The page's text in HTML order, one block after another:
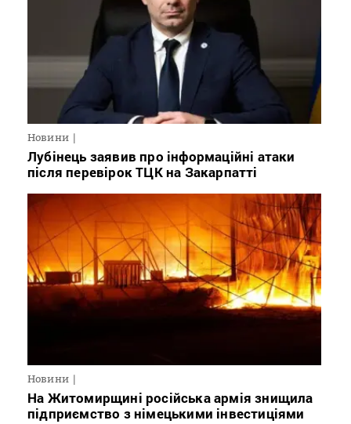
Новини
Лубінець заявив про інформаційні атаки
після перевірок ТЦК на Закарпатті
Новини
На Житомирщині російська армія знищила
підприємство з німецькими інвестиціями